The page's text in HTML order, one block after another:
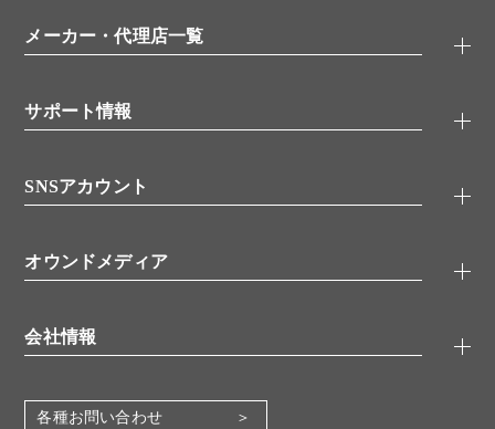
ウェビナー （オンラインセミナー）
学会・展示スケジュール
抗体
シグナル伝達
糖類／レクチン
分子生物
バイオメディカル(環境・食品)
機器・消耗品
メーカー・代理店一覧
代理店
サポート情報
アプリケーションノート
書類ダウンロード
SNSアカウント
YouTube
オウンドメディア
会社情報
会社概要
各種お問い合わせ